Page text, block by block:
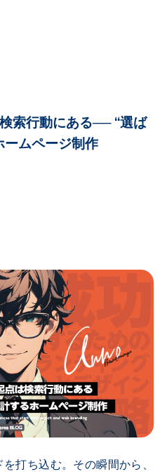
索行動にある── “選ば
ームページ制作
打ち込む。その瞬間から、